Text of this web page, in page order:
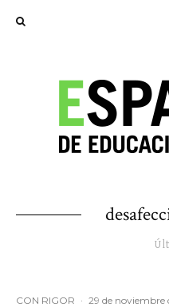
CON RIGOR · 29 de noviembre